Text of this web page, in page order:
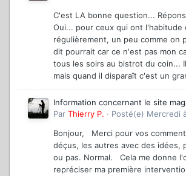
C'est LA bonne question...
Oui... pour ceux qui ont
régulièrement, un peu comme on
dit pourrait car ce n'est pas mon
tous les soirs au bistrot du coin...
mais quand il disparaît c'est un
Information concernant le site
Par Thierry P. · Posté(e) Mercredi
Bonjour, Merci pour vos
déçus, les autres avec des idées,
ou pas. Normal. Cela me donne
repréciser ma première